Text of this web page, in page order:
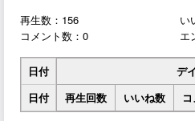
再生数：156
い
コメント数：0
エ
日付
デ
日付
再生回数 いいね数